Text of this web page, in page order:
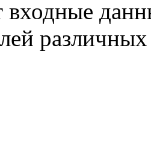
входные